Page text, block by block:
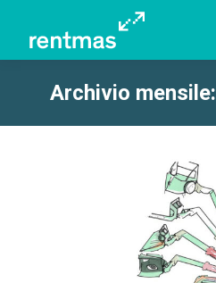
Archivio mensile: